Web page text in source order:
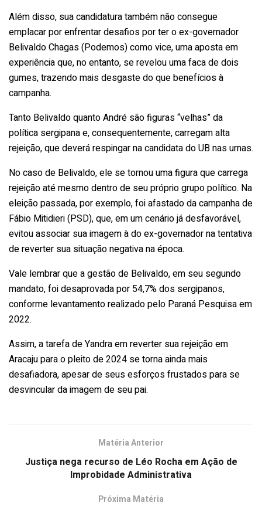
Além disso, sua candidatura também não consegue
emplacar por enfrentar desafios por ter o ex-governador
Belivaldo Chagas (Podemos) como vice, uma aposta em
experiência que, no entanto, se revelou uma faca de dois
gumes, trazendo mais desgaste do que benefícios à
campanha.
Tanto Belivaldo quanto André são figuras “velhas” da
política sergipana e, consequentemente, carregam alta
rejeição, que deverá respingar na candidata do UB nas urnas.
No caso de Belivaldo, ele se tornou uma figura que carrega
rejeição até mesmo dentro de seu próprio grupo político. Na
eleição passada, por exemplo, foi afastado da campanha de
Fábio Mitidieri (PSD), que, em um cenário já desfavorável,
evitou associar sua imagem à do ex-governador na tentativa
de reverter sua situação negativa na época.
Vale lembrar que a gestão de Belivaldo, em seu segundo
mandato, foi desaprovada por 54,7% dos sergipanos,
conforme levantamento realizado pelo Paraná Pesquisa em
2022.
Assim, a tarefa de Yandra em reverter sua rejeição em
Aracaju para o pleito de 2024 se torna ainda mais
desafiadora, apesar de seus esforços frustados para se
desvincular da imagem de seu pai.
Matéria Anterior
Justiça nega recurso de Léo Rocha em Ação de
Improbidade Administrativa
Próxima Matéria